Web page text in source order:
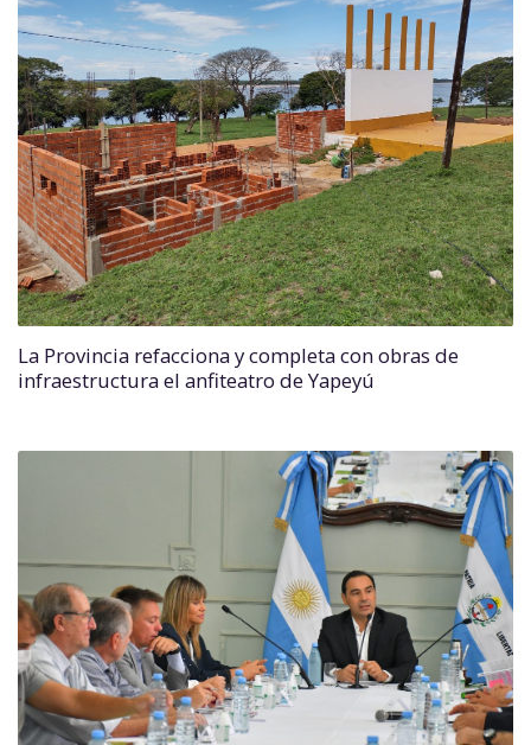
La Provincia refacciona y completa con obras de
infraestructura el anfiteatro de Yapeyú